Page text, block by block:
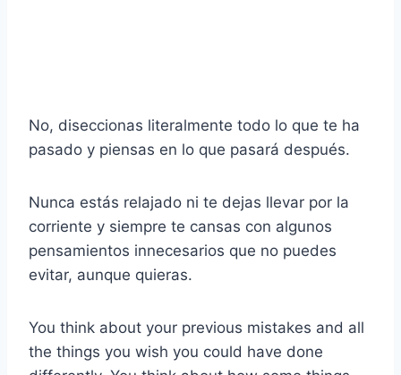
No, diseccionas literalmente todo lo que te ha
pasado y piensas en lo que pasará después.
Nunca estás relajado ni te dejas llevar por la
corriente y siempre te cansas con algunos
pensamientos innecesarios que no puedes
evitar, aunque quieras.
You think about your previous mistakes and all
the things you wish you could have done